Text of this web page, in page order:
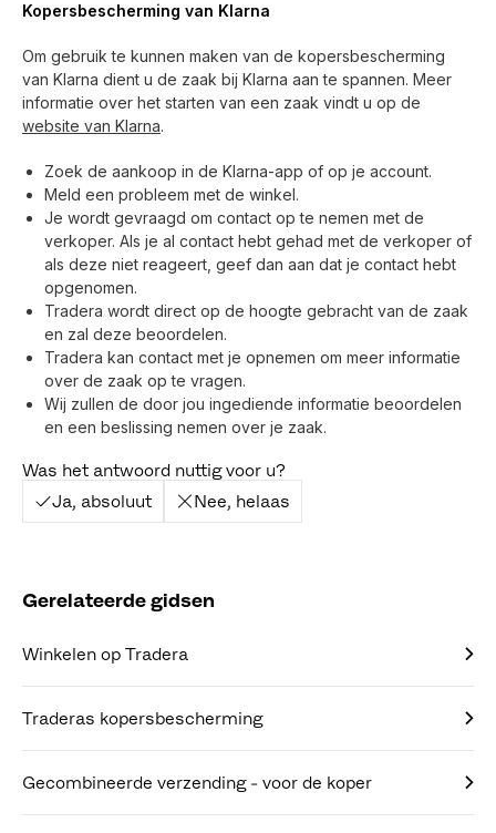
Kopersbescherming van Klarna
Om gebruik te kunnen maken van de kopersbescherming
van Klarna dient u de zaak bij Klarna aan te spannen. Meer
informatie over het starten van een zaak vindt u op de
website van Klarna.
Zoek de aankoop in de Klarna-app of op je account.
Meld een probleem met de winkel.
Je wordt gevraagd om contact op te nemen met de
verkoper. Als je al contact hebt gehad met de verkoper of
als deze niet reageert, geef dan aan dat je contact hebt
opgenomen.
Tradera wordt direct op de hoogte gebracht van de zaak
en zal deze beoordelen.
Tradera kan contact met je opnemen om meer informatie
over de zaak op te vragen.
Wij zullen de door jou ingediende informatie beoordelen
en een beslissing nemen over je zaak.
Was het antwoord nuttig voor u?
Ja, absoluut
Nee, helaas
Gerelateerde gidsen
Winkelen op Tradera
Traderas kopersbescherming
Gecombineerde verzending - voor de koper